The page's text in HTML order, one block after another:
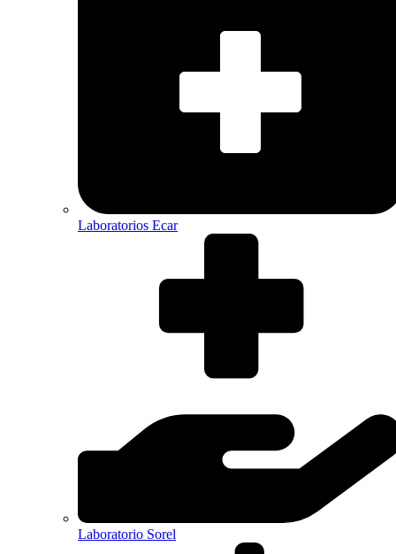
Laboratorios Ecar
Laboratorio Sorel